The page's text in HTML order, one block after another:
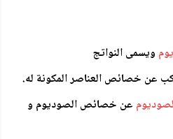
ويسمى النواتج
عن خصائص العناصر المكونة له.
عن خصائص الصوديوم و